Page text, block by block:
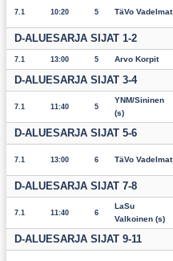
7.1 10:20 5 TäVo Vadelmat
D-ALUESARJA SIJAT 1-2
7.1 13:00 5 Arvo Korpit
D-ALUESARJA SIJAT 3-4
7.1 11:40 5
YNM/Sininen
(s)
D-ALUESARJA SIJAT 5-6
7.1 13:00 6 TäVo Vadelmat
D-ALUESARJA SIJAT 7-8
7.1 11:40 6
LaSu
Valkoinen (s)
D-ALUESARJA SIJAT 9-11